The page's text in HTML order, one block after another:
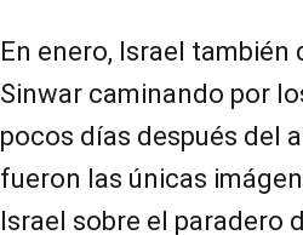
En enero, Israel
Sinwar caminando por
pocos días después del
fueron las únicas
Israel sobre el paradero